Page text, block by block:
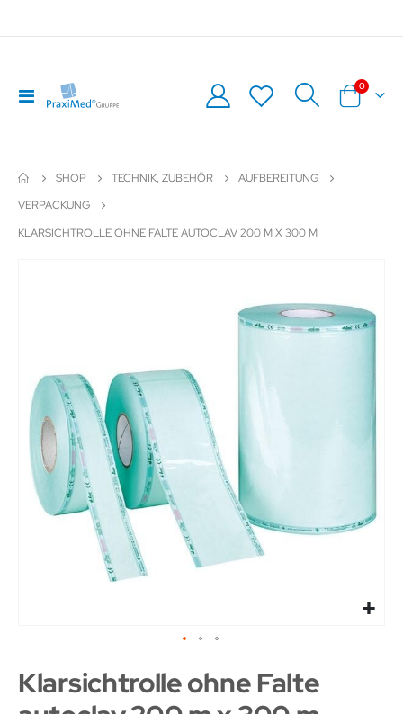
Navigation
umschalten
Warenkorb
0Artikel
SHOP TECHNIK, ZUBEHÖR
AUFBEREITUNG
VERPACKUNG
KLARSICHTROLLE OHNE FALTE AUTOCLAV 200 M X 300 M
Klarsichtrolle ohne Falte